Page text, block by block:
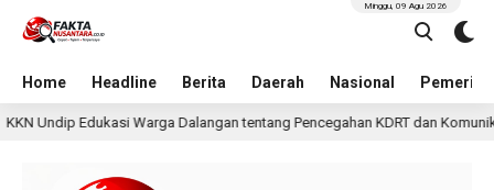
Home Headline Berita Daerah Nasional
Minggu, 09 Agu 2026
tentang Pencegahan KDRT dan Komunikasi Keluarga 1 hari